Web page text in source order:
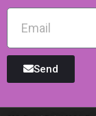
Send